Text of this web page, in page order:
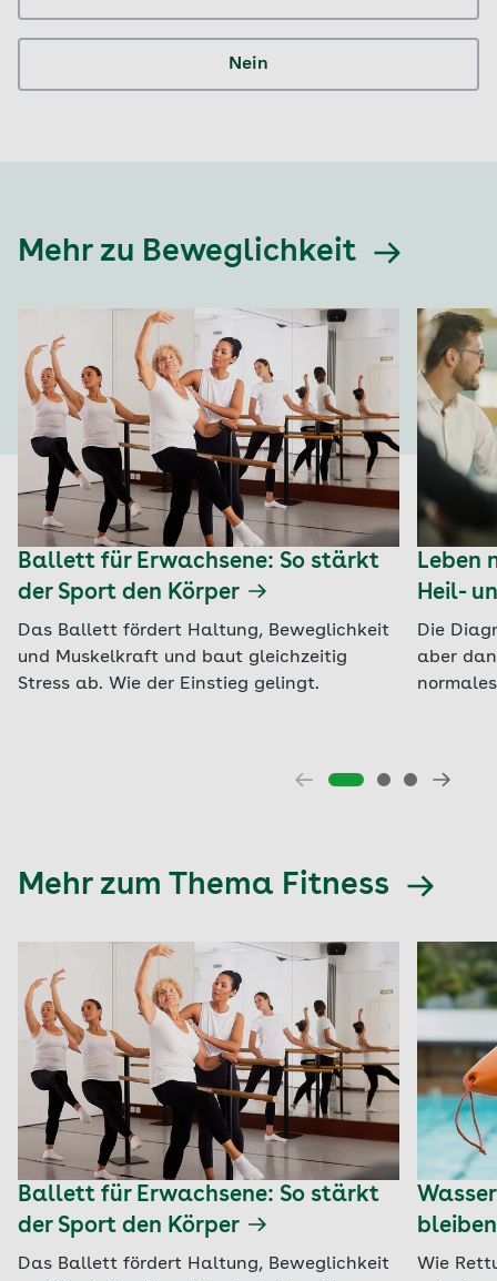
Nein
Mehr zu Beweglichkeit
Ballett für Erwachsene: So stärkt
der Sport den Körper
Das Ballett fördert Haltung, Beweglichkeit
und Muskelkraft und baut gleichzeitig
Stress ab. Wie der Einstieg gelingt.
Leben
Heil-
Die
aber
Mehr zum Thema Fitness
Ballett für Erwachsene: So stärkt
der Sport den Körper
Das Ballett fördert Haltung, Beweglichkeit
bleiben
Wie